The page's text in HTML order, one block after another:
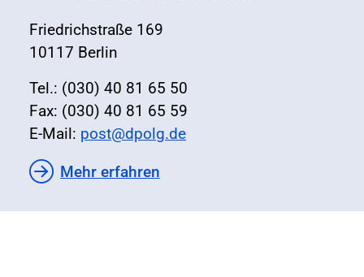
Friedrichstraße 169
10117 Berlin
Tel.: (030) 40 81 65 50
Fax: (030) 40 81 65 59
E-Mail: post@dpolg.de
Mehr erfahren